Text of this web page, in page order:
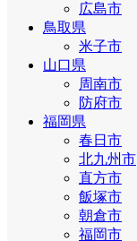
広島市
鳥取県
米子市
山口県
周南市
防府市
福岡県
春日市
北九州市
直方市
飯塚市
朝倉市
福岡市